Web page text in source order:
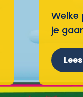
Welke
je